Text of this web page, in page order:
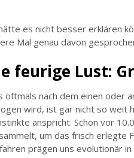
es nicht besser erklären
Mal genau davon
feurige Lust:
oftmals nach dem einen oder
wird, ist gar nicht so weit
anspricht. Schon vor
um das frisch erlegte
prägen uns evolutionär